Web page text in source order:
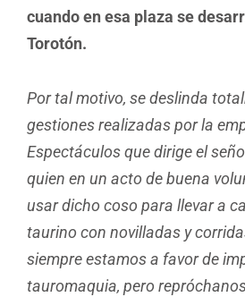
cuando en esa plaza se
Torotón.
Por tal motivo, se deslinda
gestiones realizadas por la
Espectáculos que dirige el
quien en un acto de buena
usar dicho coso para llevar a
taurino con novilladas y
siempre estamos a favor de
tauromaquia, pero